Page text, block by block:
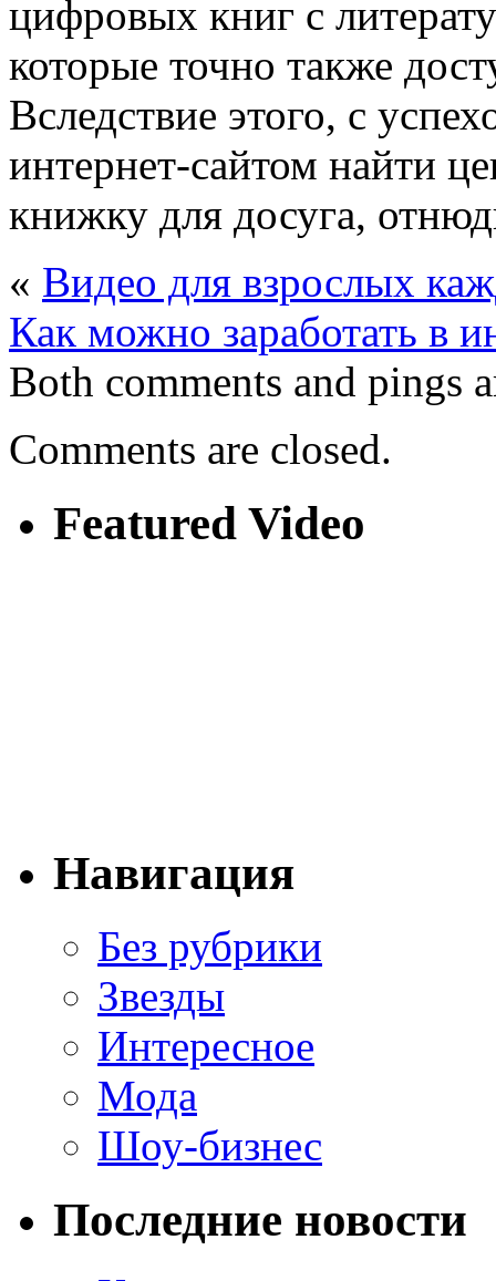
цифровых книг с
которые точно также
Вследствие этого, с
интернет-сайтом найти
книжку для досуга,
« Видео для взрослых
Как можно заработать в
Both comments and pings
Comments are closed.
Featured Video
Навигация
Без рубрики
Звезды
Интересное
Мода
Шоу-бизнес
Последние новости